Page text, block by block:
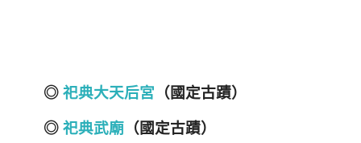
◎ 祀典大天后宮 （國定古蹟）
◎ 祀典武廟 （國定古蹟）